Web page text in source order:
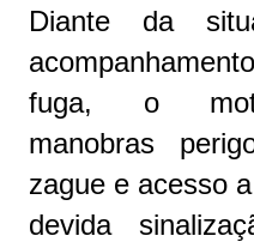
Diante da
fuga, o
manobras
zague e acesso
devida